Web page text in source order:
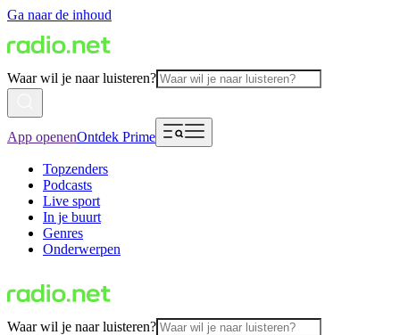
Ga naar de inhoud
Waar wil je naar luisteren?
App openenOntdek Prime
Topzenders
Podcasts
Live sport
In je buurt
Genres
Onderwerpen
Waar wil je naar luisteren?